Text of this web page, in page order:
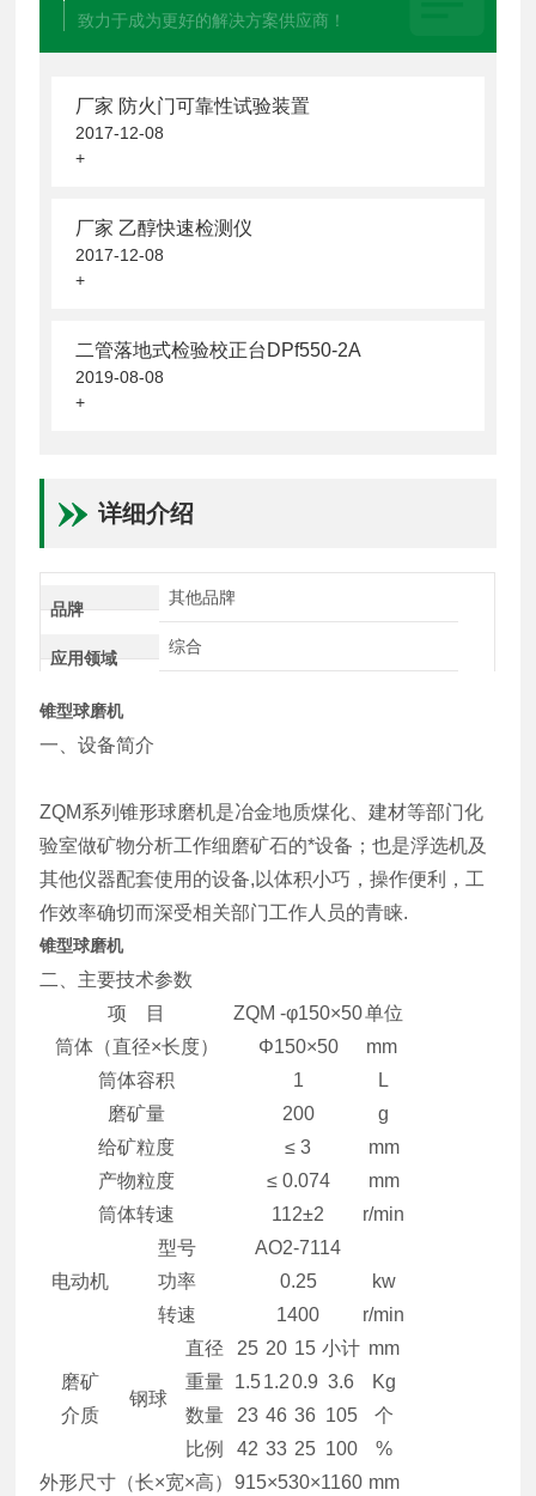
致力于成为更好的解决方案供应商！
厂家 防火门可靠性试验装置
2017-12-08
+
厂家 乙醇快速检测仪
2017-12-08
+
二管落地式检验校正台DPf550-2A
2019-08-08
+
详细介绍
品牌
其他品牌
应用领域
综合
锥型球磨机
一、设备简介
ZQM系列锥形球磨机是冶金地质煤化、建材等部门化
验室做矿物分析工作细磨矿石的*设备；也是浮选机及
其他仪器配套使用的设备,以体积小巧，操作便利，工
作效率确切而深受相关部门工作人员的青睐.
锥型球磨机
二、主要技术参数
项 目
ZQM -φ150×50单位
筒体（直径×长度）
Φ150×50
mm
筒体容积
1
L
磨矿量
200
g
给矿粒度
≤ 3
mm
产物粒度
≤ 0.074
mm
筒体转速
112±2 r/min
电动机
型号
AO2-7114
功率
0.25
kw
转速
1400 r/min
磨矿
介质
钢球
直径 25 20 15 小计 mm
重量 1.51.2 0.9 3.6
Kg
数量
23 46 36 105
个
比例
42 33 25 100
%
外形尺寸（长×宽×高） 915×530×1160 mm